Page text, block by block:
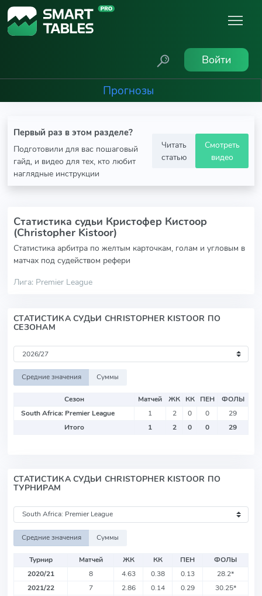
Войти
Прогнозы
Первый раз в этом разделе?
Подготовили для вас пошаговый
гайд, и видео для тех, кто любит
наглядные инструкции
Читать
статью
Смотреть
видео
Статистика судьи Кристофер Кистоор
(Christopher Kistoor)
Статистика арбитра по желтым карточкам, голам и угловым в
матчах под судейством рефери
Лига: Premier League
СТАТИСТИКА СУДЬИ CHRISTOPHER KISTOOR ПО
СЕЗОНАМ
Средние значения Суммы
Сезон Матчей ЖК КК ПЕН
ФОЛЫ
South Africa: Premier League
1 2 0 0
29
Итого
1 2 0 0 29
СТАТИСТИКА СУДЬИ CHRISTOPHER KISTOOR ПО
ТУРНИРАМ
Средние значения Суммы
Турнир Матчей ЖК КК ПЕН
ФОЛЫ
2020/21
8 4.63 0.38 0.13 28.2*
2021/22
7 2.86 0.14 0.29 30.25*